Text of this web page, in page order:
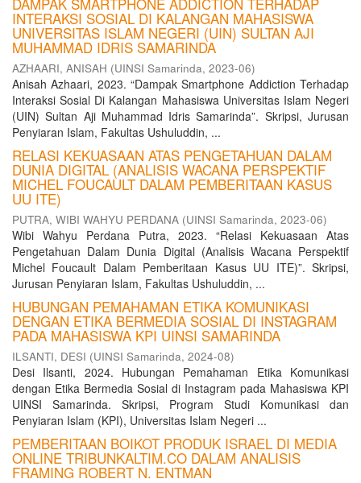
INTERAKSI SOSIAL DI KALANGAN MAHASISWA
UNIVERSITAS ISLAM NEGERI (UIN) SULTAN AJI
MUHAMMAD IDRIS SAMARINDA
AZHAARI, ANISAH (UINSI Samarinda, 2023-06)
Anisah Azhaari, 2023. “Dampak Smartphone Addiction Terhadap
Interaksi Sosial Di Kalangan Mahasiswa Universitas Islam Negeri
(UIN) Sultan Aji Muhammad Idris Samarinda”. Skripsi, Jurusan
Penyiaran Islam, Fakultas Ushuluddin, ...
RELASI KEKUASAAN ATAS PENGETAHUAN DALAM
DUNIA DIGITAL (ANALISIS WACANA PERSPEKTIF
MICHEL FOUCAULT DALAM PEMBERITAAN KASUS
UU ITE)
PUTRA, WIBI WAHYU PERDANA (UINSI Samarinda, 2023-06)
Wibi Wahyu Perdana Putra, 2023. “Relasi Kekuasaan Atas
Pengetahuan Dalam Dunia Digital (Analisis Wacana Perspektif
Michel Foucault Dalam Pemberitaan Kasus UU ITE)”. Skripsi,
Jurusan Penyiaran Islam, Fakultas Ushuluddin, ...
HUBUNGAN PEMAHAMAN ETIKA KOMUNIKASI
DENGAN ETIKA BERMEDIA SOSIAL DI INSTAGRAM
PADA MAHASISWA KPI UINSI SAMARINDA
ILSANTI, DESI (UINSI Samarinda, 2024-08)
Desi Ilsanti, 2024. Hubungan Pemahaman Etika Komunikasi
dengan Etika Bermedia Sosial di Instagram pada Mahasiswa KPI
UINSI Samarinda. Skripsi, Program Studi Komunikasi dan
Penyiaran Islam (KPI), Universitas Islam Negeri ...
PEMBERITAAN BOIKOT PRODUK ISRAEL DI MEDIA
ONLINE TRIBUNKALTIM.CO DALAM ANALISIS
FRAMING ROBERT N. ENTMAN